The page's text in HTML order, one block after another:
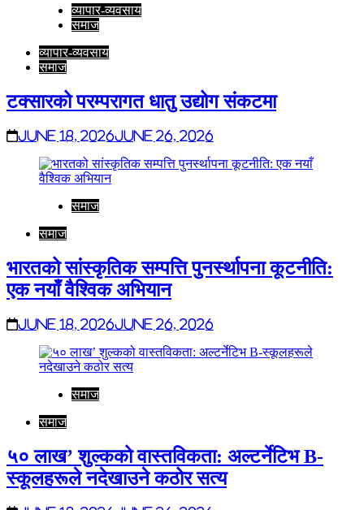
व्यापार-व्यवसाय
समाज
व्यापार-व्यवसाय
समाज
टक्सारको परम्परागत धातु उद्योग संकटमा
June 18, 2026June 26, 2026
समाज
समाज
भारतको सांस्कृतिक सम्पत्ति पुनर्स्थापना कूटनीति:
एक नयाँ वैश्विक अभियान
June 18, 2026June 26, 2026
समाज
समाज
५० लाख’ शुल्कको वास्तविकता: अल्टर्नेटिभ B-
स्कूलहरूले नदेखाउने कठोर सत्य